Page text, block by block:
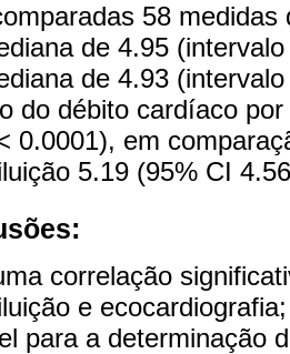
58
de 4.95
de 4.93
do débito cardíaco
0.0001), em
5.19 (95% CI
correlação
e
para a determinação